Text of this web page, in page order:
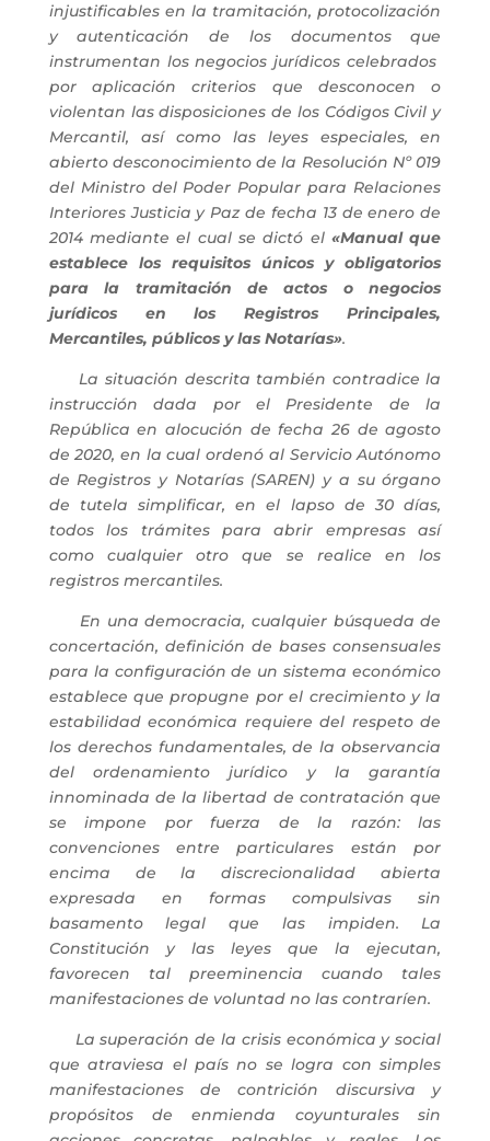
injustificables en la tramitación, protocolización
y autenticación de los documentos que
instrumentan los negocios jurídicos celebrados
por aplicación criterios que desconocen o
violentan las disposiciones de los Códigos Civil y
Mercantil, así como las leyes especiales, en
abierto desconocimiento de la Resolución Nº 019
del Ministro del Poder Popular para Relaciones
Interiores Justicia y Paz de fecha 13 de enero de
2014 mediante el cual se dictó el «Manual que
establece los requisitos únicos y obligatorios
para la tramitación de actos o negocios
jurídicos en los Registros Principales,
Mercantiles, públicos y las Notarías».
La situación descrita también contradice la
instrucción dada por el Presidente de la
República en alocución de fecha 26 de agosto
de 2020, en la cual ordenó al Servicio Autónomo
de Registros y Notarías (SAREN) y a su órgano
de tutela simplificar, en el lapso de 30 días,
todos los trámites para abrir empresas así
como cualquier otro que se realice en los
registros mercantiles.
En una democracia, cualquier búsqueda de
concertación, definición de bases consensuales
para la configuración de un sistema económico
establece que propugne por el crecimiento y la
estabilidad económica requiere del respeto de
los derechos fundamentales, de la observancia
del ordenamiento jurídico y la garantía
innominada de la libertad de contratación que
se impone por fuerza de la razón: las
convenciones entre particulares están por
encima de la discrecionalidad abierta
expresada en formas compulsivas sin
basamento legal que las impiden. La
Constitución y las leyes que la ejecutan,
favorecen tal preeminencia cuando tales
manifestaciones de voluntad no las contraríen.
La superación de la crisis económica y social
que atraviesa el país no se logra con simples
manifestaciones de contrición discursiva y
propósitos de enmienda coyunturales sin